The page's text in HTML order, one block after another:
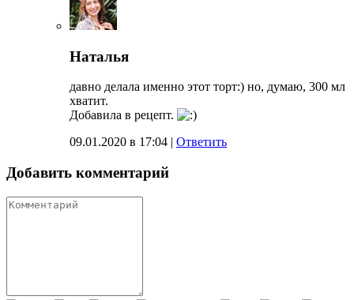
Наталья
давно делала именно этот торт:) но, думаю, 300 мл
хватит.
Добавила в рецепт.
09.01.2020 в 17:04 | Ответить
Добавить комментарий